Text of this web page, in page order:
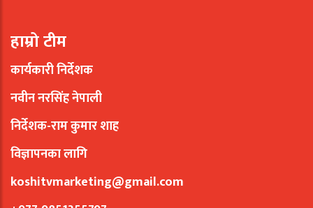
हाम्रो टीम
कार्यकारी निर्देशक
नवीन नरसिंह नेपाली
निर्देशक-राम कुमार शाह
विज्ञापनका लागि
koshitvmarketing@gmail.com